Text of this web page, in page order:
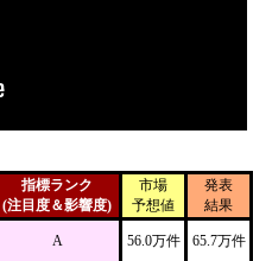
指標ランク
(注目度＆影響度)
市場
予想値
発表
結果
A 56.0万件 65.7万件